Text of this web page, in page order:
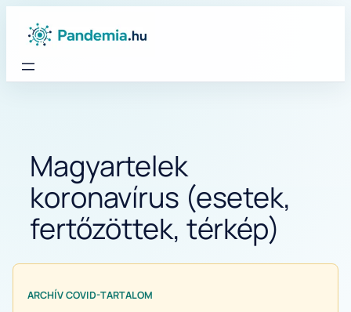
Magyartelek
koronavírus (esetek,
fertőzöttek, térkép)
ARCHÍV COVID-TARTALOM